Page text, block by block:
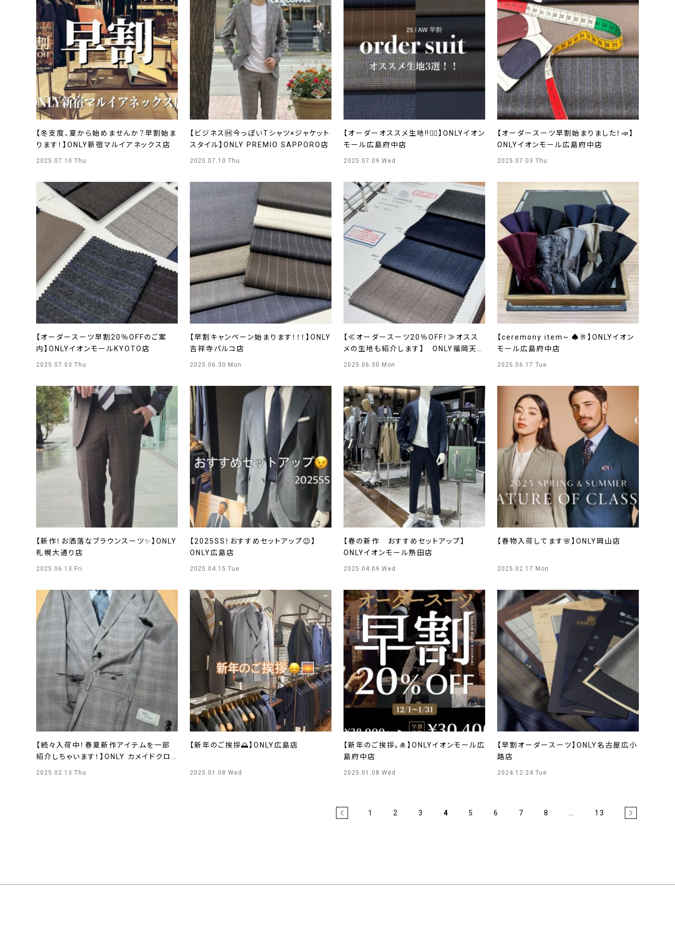
【冬支度、夏から始めませんか？早割始ま
ります！】ONLY新宿マルイアネックス店
2025.07.10 Thu
【ビジネス🆗今っぽいTシャツ×ジャケット
スタイル】ONLY PREMIO SAPPORO店
2025.07.10 Thu
【オーダーオススメ生地‼️☝🏻】ONLYイオン
モール広島府中店
2025.07.09 Wed
【オーダースーツ早割始まりました！📣】
ONLYイオンモール広島府中店
2025.07.03 Thu
【オーダースーツ早割20％OFFのご案
内】ONLYイオンモールKYOTO店
2025.07.03 Thu
【早割キャンペーン始まります！！！】ONLY
吉祥寺パルコ店
2025.06.30 Mon
【≪オーダースーツ20％OFF！≫オスス
メの生地も紹介します】 ONLY福岡天神
2025.06.30 Mon
【ceremony item~.♠🥂】ONLYイオン
モール広島府中店
2025.06.17 Tue
【新作！お洒落なブラウンスーツ✨】ONLY
札幌大通り店
2025.06.13 Fri
【2025SS！おすすめセットアップ😉】
ONLY広島店
2025.04.15 Tue
【春の新作 おすすめセットアップ】
ONLYイオンモール熱田店
2025.04.09 Wed
【春物入荷してます🌸】ONLY岡山店
2025.02.17 Mon
【続々入荷中！春夏新作アイテムを一部
紹介しちゃいます！】ONLY カメイドクロッ
2025.02.13 Thu
【新年のご挨拶🌅】ONLY広島店
2025.01.08 Wed
【新年のご挨拶。🎍】ONLYイオンモール広
島府中店
2025.01.08 Wed
【早割オーダースーツ】ONLY名古屋広小
路店
2024.12.24 Tue
1 2 3 4 5 6 7 8 13